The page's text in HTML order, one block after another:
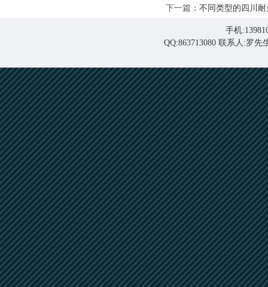
下一篇 ： 不同类型的四川
手机
QQ:863713080 联系人:罗